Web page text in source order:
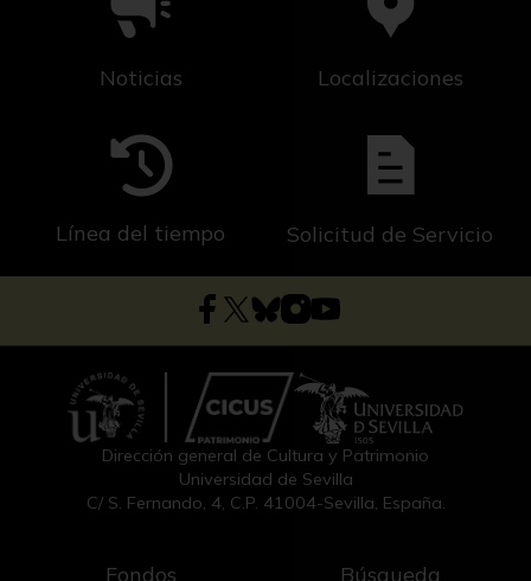
Noticias Localizaciones
Línea del tiempo Solicitud de Servicio
Dirección general de Cultura y Patrimonio
Universidad de Sevilla
C/ S. Fernando, 4, C.P. 41004-Sevilla, España.
Fondos Búsqueda